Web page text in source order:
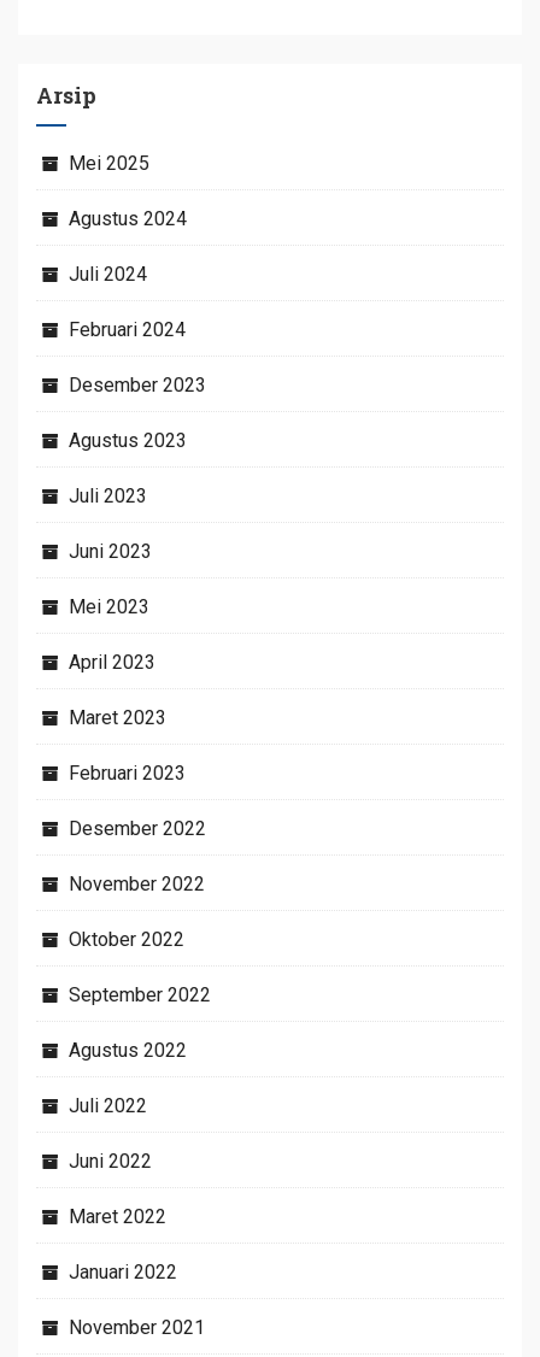
Arsip
Mei 2025
Agustus 2024
Juli 2024
Februari 2024
Desember 2023
Agustus 2023
Juli 2023
Juni 2023
Mei 2023
April 2023
Maret 2023
Februari 2023
Desember 2022
November 2022
Oktober 2022
September 2022
Agustus 2022
Juli 2022
Juni 2022
Maret 2022
Januari 2022
November 2021